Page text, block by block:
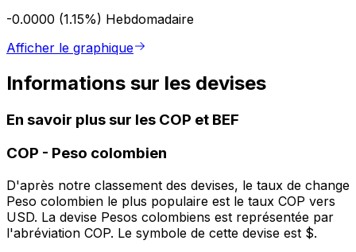
-0.0000 (1.15%) Hebdomadaire
Afficher le graphique
Informations sur les devises
En savoir plus sur les COP et BEF
COP - Peso colombien
D'après notre classement des devises, le taux de change
Peso colombien le plus populaire est le taux COP vers
USD. La devise Pesos colombiens est représentée par
l'abréviation COP. Le symbole de cette devise est $.